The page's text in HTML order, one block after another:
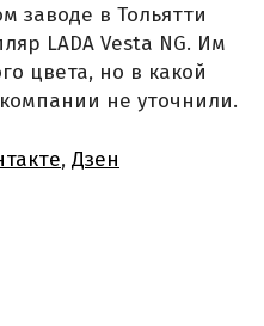
заводе в Тольятти
LADA Vesta NG. Им
цвета, но в какой
не уточнили.
, Дзен